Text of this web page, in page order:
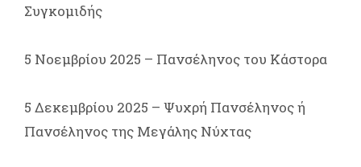
Συγκομιδής
5 Νοεμβρίου 2025 – Πανσέληνος του Κάστορα
5 Δεκεμβρίου 2025 – Ψυχρή Πανσέληνος ή
Πανσέληνος της Μεγάλης Νύχτας